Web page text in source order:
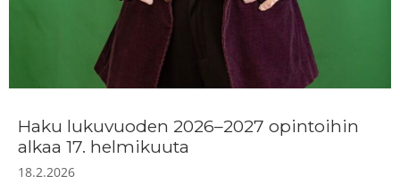
Haku lukuvuoden 2026–2027 opintoihin
alkaa 17. helmikuuta
18.2.2026